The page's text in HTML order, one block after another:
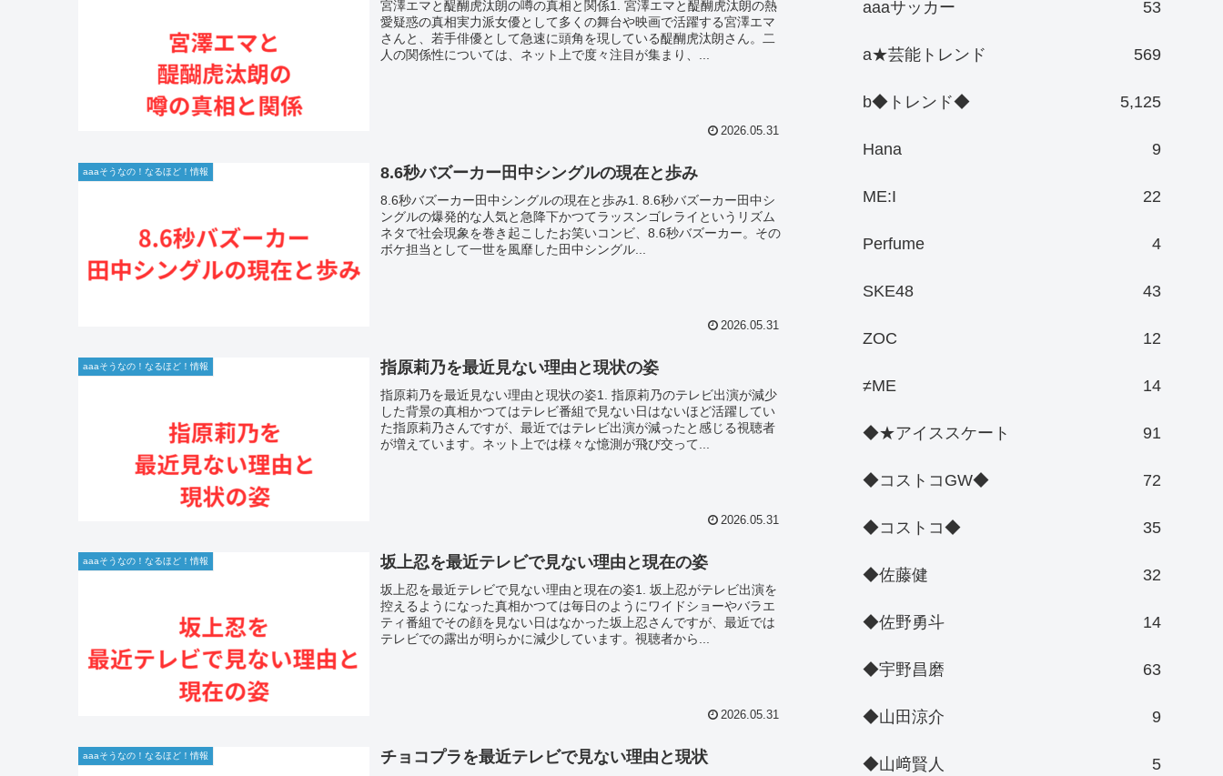
宮澤エマと醍醐虎汰朗の噂の真相と関係1. 宮澤エマと醍醐虎汰朗の熱
愛疑惑の真相実力派女優として多くの舞台や映画で活躍する宮澤エマ
さんと、若手俳優として急速に頭角を現している醍醐虎汰朗さん。二
人の関係性については、ネット上で度々注目が集まり、...
2026.05.31
aaaそうなの！なるほど！情報 8.6秒バズーカー田中シングルの現在と歩み
8.6秒バズーカー田中シングルの現在と歩み1. 8.6秒バズーカー田中シ
ングルの爆発的な人気と急降下かつてラッスンゴレライというリズム
ネタで社会現象を巻き起こしたお笑いコンビ、8.6秒バズーカー。その
ボケ担当として一世を風靡した田中シングル...
2026.05.31
aaaそうなの！なるほど！情報 指原莉乃を最近見ない理由と現状の姿
指原莉乃を最近見ない理由と現状の姿1. 指原莉乃のテレビ出演が減少
した背景の真相かつてはテレビ番組で見ない日はないほど活躍してい
た指原莉乃さんですが、最近ではテレビ出演が減ったと感じる視聴者
が増えています。ネット上では様々な憶測が飛び交って...
2026.05.31
aaaそうなの！なるほど！情報 坂上忍を最近テレビで見ない理由と現在の姿
坂上忍を最近テレビで見ない理由と現在の姿1. 坂上忍がテレビ出演を
控えるようになった真相かつては毎日のようにワイドショーやバラエ
ティ番組でその顔を見ない日はなかった坂上忍さんですが、最近では
テレビでの露出が明らかに減少しています。視聴者から...
2026.05.31
aaaそうなの！なるほど！情報 チョコプラを最近テレビで見ない理由と現状
aaaサッカー 53
a★芸能トレンド 569
b◆トレンド◆ 5,125
Hana 9
ME:I 22
Perfume 4
SKE48 43
ZOC 12
≠ME 14
◆★アイススケート 91
◆コストコGW◆ 72
◆コストコ◆ 35
◆佐藤健 32
◆佐野勇斗 14
◆宇野昌磨 63
◆山田涼介 9
◆山﨑賢人 5